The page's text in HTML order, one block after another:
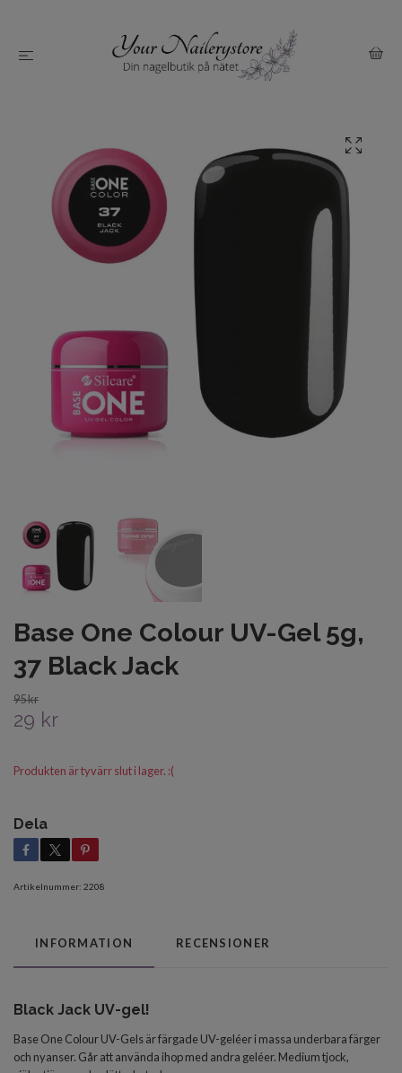
Base One Colour UV-Gel 5g,
37 Black Jack
95 kr
29 kr
Produkten är tyvärr slut i lager. :(
Dela
Artikelnummer: 2208
INFORMATION RECENSIONER
Black Jack UV-gel!
Base One Colour UV-Gels är färgade UV-geléer i massa underbara färger
och nyanser. Går att använda ihop med andra geléer. Medium tjock,